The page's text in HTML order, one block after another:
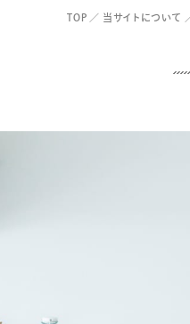
TOP 当サイトについて